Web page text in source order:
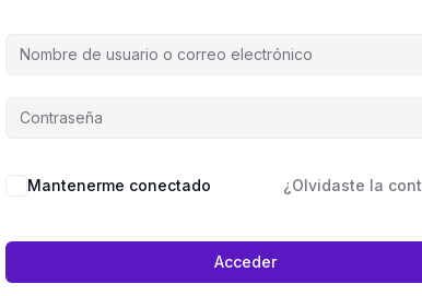
Mantenerme conectado ¿Olvidaste la
Acceder